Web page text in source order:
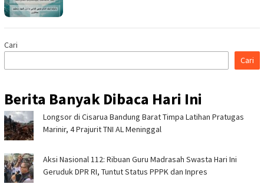
Cari
Cari
Berita Banyak Dibaca Hari Ini
Longsor di Cisarua Bandung Barat Timpa Latihan Pra­tugas
Marinir, 4 Prajurit TNI AL Meninggal
Aksi Nasional 112: Ribuan Guru Madrasah Swasta Hari Ini
Geruduk DPR RI, Tuntut Status PPPK dan Inpres